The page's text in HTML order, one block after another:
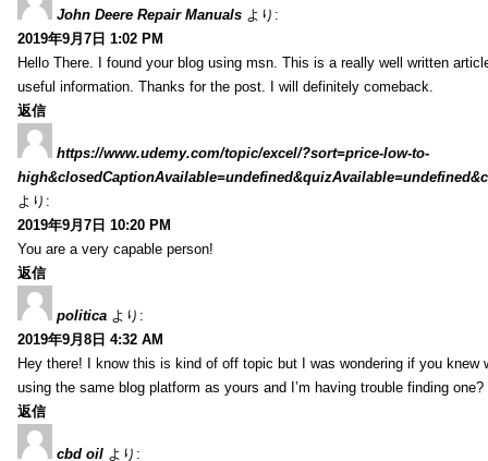
John Deere Repair Manuals より:
2019年9月7日 1:02 PM
Hello There. I found your blog using msn. This is a really well written
useful information. Thanks for the post. I will definitely comeback.
返信
https://www.udemy.com/topic/excel/?sort=price-low-to-
より:
2019年9月7日 10:20 PM
You are a very capable person!
返信
politica より:
2019年9月8日 4:32 AM
Hey there! I know this is kind of off topic but I was wondering if you
using the same blog platform as yours and I’m having trouble finding
返信
cbd oil より: